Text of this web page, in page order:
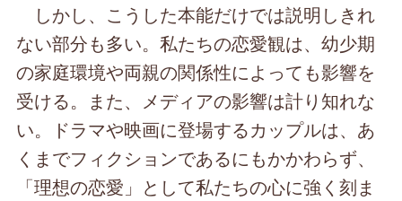
しかし、こうした本能だけでは説明しきれ
ない部分も多い。私たちの恋愛観は、幼少期
の家庭環境や両親の関係性によっても影響を
受ける。また、メディアの影響は計り知れな
い。ドラマや映画に登場するカップルは、あ
くまでフィクションであるにもかかわらず、
「理想の恋愛」として私たちの心に強く刻ま